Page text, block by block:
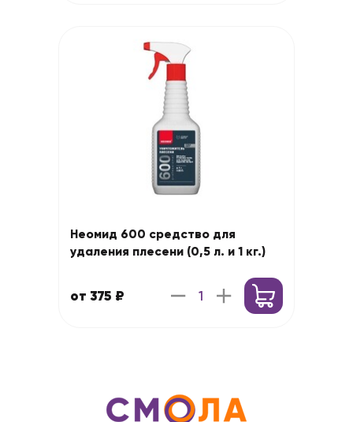
Неомид 600 средство для
удаления плесени (0,5 л. и 1 кг.)
от 375 ₽